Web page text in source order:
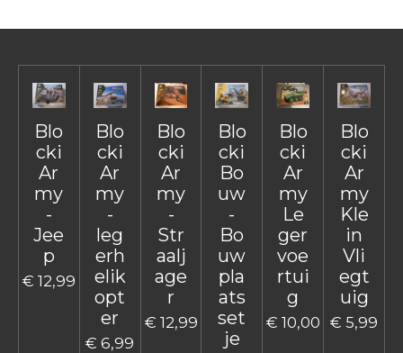
Blo
cki
Ar
my
-
Jee
p
€ 12,99
Blo
cki
Ar
my
-
leg
erh
elik
opt
er
€ 6,99
Blo
cki
Ar
my
-
Str
aalj
age
r
€ 12,99
Blo
cki
Bo
uw
-
Bo
uw
pla
ats
set
je
Blo
cki
Ar
my
Le
ger
voe
rtui
g
€ 10,00
Blo
cki
Ar
my
Kle
in
Vli
egt
uig
€ 5,99